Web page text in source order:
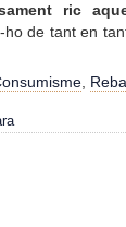
ric
ho de tant en
,